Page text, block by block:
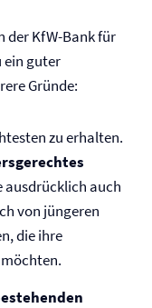
der KfW-Bank für
ein guter
Gründe:
zu erhalten.
ausdrücklich auch
von jüngeren
die ihre